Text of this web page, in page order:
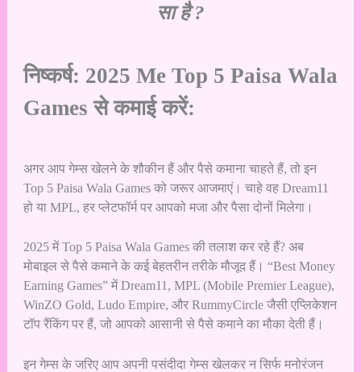
सा है ?
निष्कर्ष: 2025 Me Top 5 Paisa Wala
Games से कमाई करें:
अगर आप गेम्स खेलने के शौकीन हैं और पैसे कमाना चाहते हैं, तो इन
Top 5 Paisa Wala Games को जरूर आजमाएं। चाहे वह Dream11
हो या MPL, हर प्लेटफॉर्म पर आपको मजा और पैसा दोनों मिलेगा।
2025 में Top 5 Paisa Wala Games की तलाश कर रहे हैं? अब
मोबाइल से पैसे कमाने के कई बेहतरीन तरीके मौजूद हैं। “Best Money
Earning Games” में Dream11, MPL (Mobile Premier League),
WinZO Gold, Ludo Empire, और RummyCircle जैसी एप्लिकेशन
टॉप रैंकिंग पर हैं, जो आपको आसानी से पैसे कमाने का मौका देती हैं।
इन गेम्स के जरिए आप अपनी पसंदीदा गेम्स खेलकर न सिर्फ मनोरंजन